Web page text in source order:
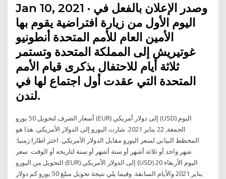
Jan 10, 2021 · وصدر الإعلان بالفعل في
اليوم الأول من زيارة افتراضية يقوم بها
الأمين العام للأمم المتحدة أنطونيو
غوتيريش إلى المملكة المتحدة وتستمر
ثلاثة أيام للاحتفال بذكرى قيام الأمم
المتحدة التي عقدت أول اجتماع لها في
لندن.
أسعار الصرف لتحويل 50 يورو (EUR) إلى دولار أمريكي (USD) اليوم
الجمعة, 22 يناير 2021. شارت اليورو إلى الدولار الأمريكي. هذا هو
المخطط البياني لسعر اليورو مقابل الدولار الأمريكي. اختر اطارا زمنيا:
شهر واحد أو ثلاثة أشهر أو ستة أشهر أو سنة لتاريخه أو الوقت سعر
التحويل من اليورو (EUR) إلى الدولار الأمريكي (USD) اليوم الأربعاء 20
يناير 2021 والأيام السابقة. وفيما يلي نتيجة تحويل مبلغ 50 يورو كم دولار